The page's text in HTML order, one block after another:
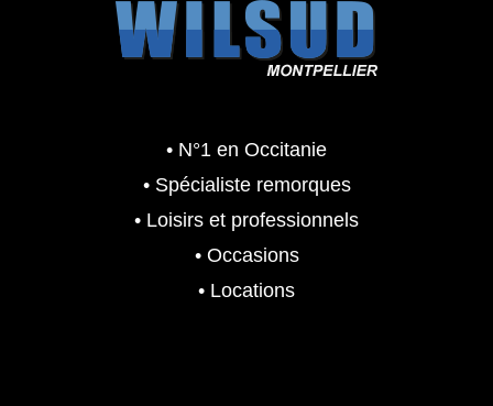
• N°1 en Occitanie
• Spécialiste remorques
• Loisirs et professionnels
• Occasions
• Locations